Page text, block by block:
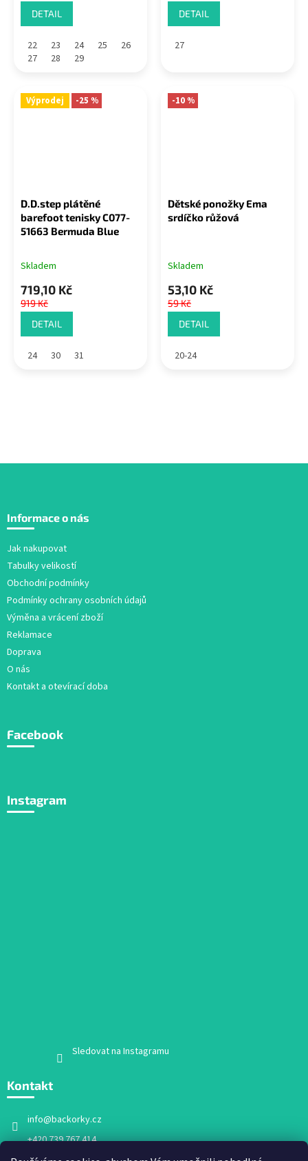
DETAIL
22 23 24 25
26
27
28 29
DETAIL
27
Výprodej -25 %
D.D.step plátěné
barefoot tenisky C077-
51663 Bermuda Blue
Skladem
719,10 Kč
919 Kč
DETAIL
24 30 31
-10 %
Dětské ponožky Ema
srdíčko růžová
Skladem
53,10 Kč
59 Kč
DETAIL
20-24
p
Informace o nás
Jak nakupovat
Tabulky velikostí
Obchodní podmínky
Podmínky ochrany osobních údajů
Výměna a vrácení zboží
Reklamace
Doprava
O nás
Kontakt a otevírací doba
Facebook
Instagram
Sledovat na Instagramu
Kontakt
info@backorky.cz
+420 739 767 414